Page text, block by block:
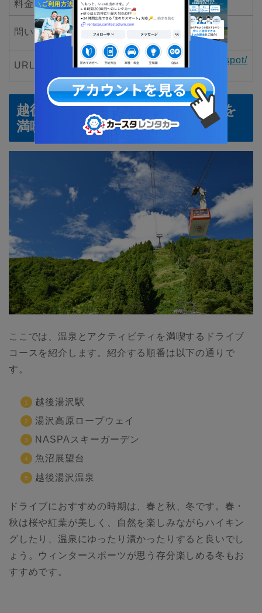
料金 無料
問い合わせ先
妙高高原観光案内所
TEL：0255-86-3911
URL
https://niigata-kankou.or.jp/spot/
8528
越後湯沢で温泉＆アクティビティを
満喫できるドライブコース
ここでは、温泉とアクティビティを満喫するドライブ
コースを紹介します。紹介する順番は以下の通りで
す。
越後湯沢駅
湯沢高原ロープウェイ
NASPAスキーガーデン
魚沼展望台
越後湯沢温泉
ドライブにおすすめの時期は、春と秋、冬です。春・
秋は桜や紅葉が美しく、自然を楽しみながらハイキン
グしたり、温泉にゆったり漬かったりすると良いでし
ょう。ウィンタースポーツが思う存分楽しめる冬もお
すすめです。